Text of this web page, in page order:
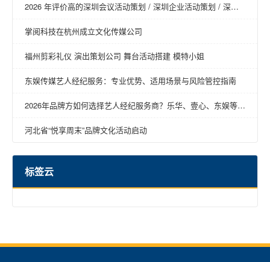
2026 年评价高的深圳会议活动策划 / 深圳企业活动策划 / 深圳
掌阅科技在杭州成立文化传媒公司
福州剪彩礼仪 演出策划公司 舞台活动搭建 模特小姐
东娱传媒艺人经纪服务：专业优势、适用场景与风险管控指南
2026年品牌方如何选择艺人经纪服务商？乐华、壹心、东娱等明
河北省“悦享周末”品牌文化活动启动
标签云